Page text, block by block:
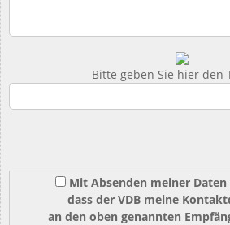
Bitte geben Sie hier den
Mit Absenden meiner
dass der VDB meine
an den oben genannten